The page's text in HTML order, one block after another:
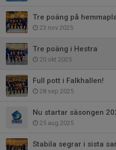
Tre poäng på
23 nov 2025
Tre poäng i Hestra
20 okt 2025
Full pott i Falkhallen!
28 sep 2025
Nu startar säsongen
25 aug 2025
Stabila segrar i sista